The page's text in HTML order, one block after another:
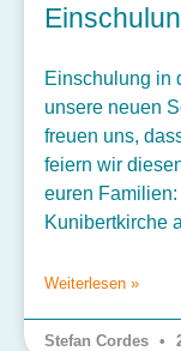
Einschulung in
unsere neuen
freuen uns,
feiern wir
euren
Kunibertkirche
Weiterlesen »
Stefan Cordes